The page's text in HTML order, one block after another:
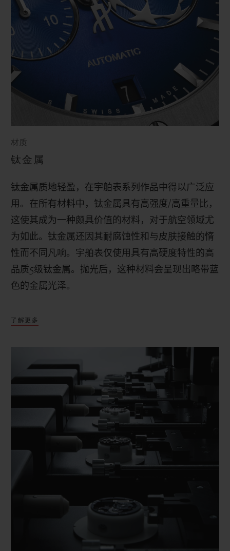
材质
钛金属
钛金属质地轻盈，在宇舶表系列作品中得以广泛应
用。在所有材料中，钛金属具有高强度/ 高重量比，
这使其成为一种颇具价值的材料，对于航空领域尤
为如此。钛金属还因其耐腐蚀性和与皮肤接触的惰
性而不同凡响。宇舶表仅使用具有高硬度特性的高
品质5级钛金属。抛光后，这种材料会呈现出略带蓝
色的金属光泽。
了解更多